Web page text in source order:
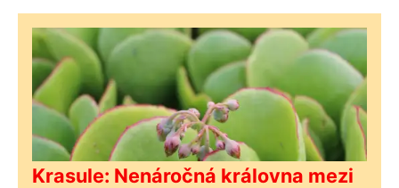
Krasule: Nenáročná královna mezi